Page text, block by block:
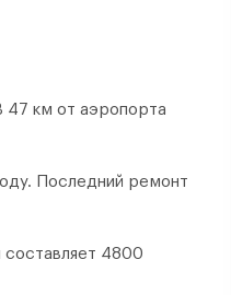
47 км от аэропорта
Последний ремонт
4800